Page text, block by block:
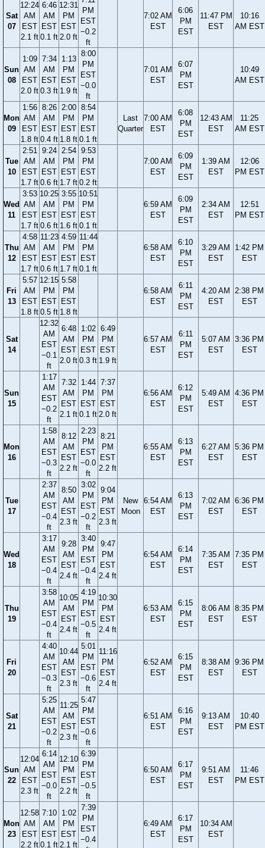
Sat
07
12:24
AM
EST
2.1 ft
6:46
AM
EST
0.1 ft
12:31
PM
EST
2.0 ft
PM
EST
−0.2
ft
7:02 AM
EST
6:06
PM
EST
11:47 PM
EST
10:16
AM EST
Sun
08
1:09
AM
EST
2.0 ft
7:34
AM
EST
0.3 ft
1:13
PM
EST
1.9 ft
8:00
PM
EST
−0.0
ft
7:01 AM
EST
6:07
PM
EST
10:49
AM EST
Mon
09
1:56
AM
EST
1.8 ft
8:26
AM
EST
0.4 ft
2:00
PM
EST
1.8 ft
8:54
PM
EST
0.1 ft
Last
Quarter
7:00 AM
EST
6:08
PM
EST
12:43 AM
EST
11:25
AM EST
Tue
10
2:51
AM
EST
1.7 ft
9:24
AM
EST
0.6 ft
2:54
PM
EST
1.7 ft
9:53
PM
EST
0.2 ft
7:00 AM
EST
6:09
PM
EST
1:39 AM
EST
12:06
PM EST
Wed
11
3:53
AM
EST
1.7 ft
10:25
AM
EST
0.6 ft
3:55
PM
EST
1.6 ft
10:51
PM
EST
0.1 ft
6:59 AM
EST
6:09
PM
EST
2:34 AM
EST
12:51
PM EST
Thu
12
4:58
AM
EST
1.7 ft
11:23
AM
EST
0.6 ft
4:59
PM
EST
1.7 ft
11:44
PM
EST
0.1 ft
6:58 AM
EST
6:10
PM
EST
3:29 AM
EST
1:42 PM
EST
Fri
13
5:57
AM
EST
1.8 ft
12:15
PM
EST
0.5 ft
5:58
PM
EST
1.8 ft
6:58 AM
EST
6:11
PM
EST
4:20 AM
EST
2:38 PM
EST
Sat
14
12:32
AM
EST
−0.1
ft
6:48
AM
EST
2.0 ft
1:02
PM
EST
0.3 ft
6:49
PM
EST
1.9 ft
6:57 AM
EST
6:11
PM
EST
5:07 AM
EST
3:36 PM
EST
Sun
15
1:17
AM
EST
−0.2
ft
7:32
AM
EST
2.1 ft
1:44
PM
EST
0.1 ft
7:37
PM
EST
2.0 ft
6:56 AM
EST
6:12
PM
EST
5:49 AM
EST
4:36 PM
EST
Mon
16
1:58
AM
EST
−0.3
ft
8:12
AM
EST
2.2 ft
2:23
PM
EST
−0.0
ft
8:21
PM
EST
2.2 ft
6:55 AM
EST
6:13
PM
EST
6:27 AM
EST
5:36 PM
EST
Tue
17
2:37
AM
EST
−0.4
ft
8:50
AM
EST
2.3 ft
3:02
PM
EST
−0.2
ft
9:04
PM
EST
2.3 ft
New
Moon
6:54 AM
EST
6:13
PM
EST
7:02 AM
EST
6:36 PM
EST
Wed
18
3:17
AM
EST
−0.4
ft
9:28
AM
EST
2.4 ft
3:40
PM
EST
−0.4
ft
9:47
PM
EST
2.4 ft
6:54 AM
EST
6:14
PM
EST
7:35 AM
EST
7:35 PM
EST
Thu
19
3:58
AM
EST
−0.4
ft
10:05
AM
EST
2.4 ft
4:19
PM
EST
−0.5
ft
10:30
PM
EST
2.4 ft
6:53 AM
EST
6:15
PM
EST
8:06 AM
EST
8:35 PM
EST
Fri
20
4:40
AM
EST
−0.3
ft
10:44
AM
EST
2.3 ft
5:01
PM
EST
−0.6
ft
11:16
PM
EST
2.4 ft
6:52 AM
EST
6:15
PM
EST
8:38 AM
EST
9:36 PM
EST
Sat
21
5:25
AM
EST
−0.2
ft
11:25
AM
EST
2.3 ft
5:47
PM
EST
−0.6
ft
6:51 AM
EST
6:16
PM
EST
9:13 AM
EST
10:40
PM EST
Sun
22
12:04
AM
EST
2.3 ft
6:14
AM
EST
−0.0
ft
12:10
PM
EST
2.2 ft
6:39
PM
EST
−0.5
ft
6:50 AM
EST
6:17
PM
EST
9:51 AM
EST
11:46
PM EST
Mon
23
12:58
AM
EST
2.2 ft
7:10
AM
EST
0.1 ft
1:02
PM
EST
2.1 ft
7:39
PM
EST
−0.4
6:49 AM
EST
6:17
PM
EST
10:34 AM
EST